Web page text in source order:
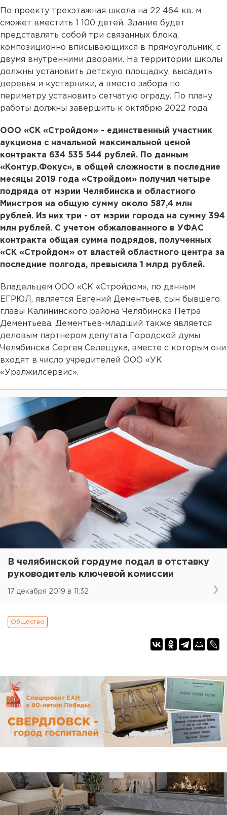
По проекту трехэтажная школа на 22 464 кв. м
сможет вместить 1 100 детей. Здание будет
представлять собой три связанных блока,
композиционно вписывающихся в прямоугольник, с
двумя внутренними дворами. На территории школы
должны установить детскую площадку, высадить
деревья и кустарники, а вместо забора по
периметру установить сетчатую ограду. По плану
работы должны завершить к октябрю 2022 года.
ООО «СК «Стройдом» - единственный участник
аукциона с начальной максимальной ценой
контракта 634 535 544 рублей. По данным
«Контур.Фокус», в общей сложности в последние
месяцы 2019 года «Стройдом» получил четыре
подряда от мэрии Челябинска и областного
Минстроя на общую сумму около 587,4 млн
рублей. Из них три - от мэрии города на сумму 394
млн рублей. С учетом обжалованного в УФАС
контракта общая сумма подрядов, полученных
«СК «Стройдом» от властей областного центра за
последние полгода, превысила 1 млрд рублей.
Владельцем ООО «СК «Стройдом», по данным
ЕГРЮЛ, является Евгений Дементьев, сын бывшего
главы Калининского района Челябинска Петра
Дементьева. Дементьев-младший также является
деловым партнером депутата Городской думы
Челябинска Сергея Селещука, вместе с которым они
входят в число учредителей ООО «УК
«Уралжилсервис».
В челябинской гордуме подал в отставку
руководитель ключевой комиссии
17 декабря 2019 в 11:32
Общество